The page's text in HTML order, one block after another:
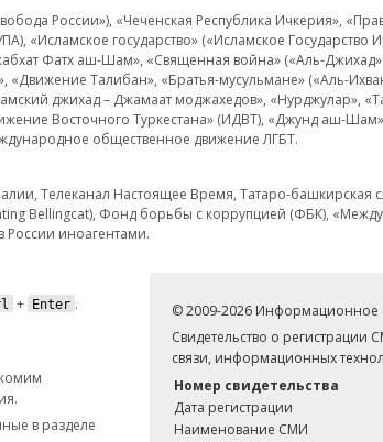
России»), «Чеченская Республика Ичкерия»,
«Исламское государство» («Исламское
Фатх аш-Шам», «Священная война» («Аль-Джихад»
Талибан», «Братья-мусульмане» («Аль-
джихад – Джамаат моджахедов», «Нурджулар»,
Восточного Туркестана» (ИДВТ), «Джунд аш-
общественное движение ЛГБТ.
Телеканал Настоящее Время, Татаро-
Bellingcat), Фонд борьбы с коррупцией (ФБК),
иноагентами.
+ Enter .
в разделе
© 2009-2026 Информационное
Свидетельство о
связи, информационных
Номер свидетельства
Дата регистрации
Наименование СМИ